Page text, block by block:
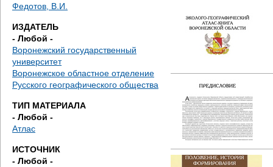
д
е
с
ь
Федотов, В.И.
ИЗДАТЕЛЬ
- Любой -
Воронежский государственный
университет
Воронежское областное отделение
Русского географического общества
ТИП МАТЕРИАЛА
- Любой -
Атлас
ИСТОЧНИК
- Любой -